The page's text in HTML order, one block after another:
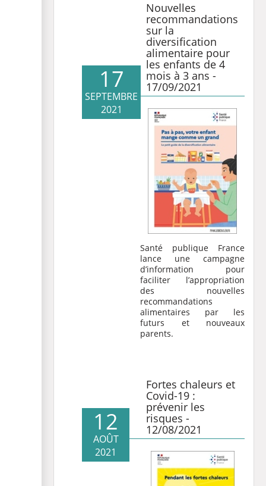
Nouvelles
recommandations
sur la
diversification
alimentaire pour
les enfants de 4
mois à 3 ans -
17/09/2021
17
SEPTEMBRE
2021
Santé publique France
lance une campagne
d’information pour
faciliter l’appropriation
des nouvelles
recommandations
alimentaires par les
futurs et nouveaux
parents.
Fortes chaleurs et
Covid-19 :
prévenir les
risques -
12/08/2021
12
AOÛT
2021